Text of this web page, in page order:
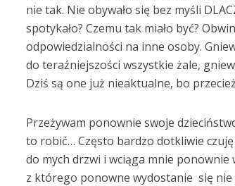
nie tak. Nie obywało się bez myśli
spotykało? Czemu tak miało być?
odpowiedzialności na inne osoby.
do teraźniejszości wszystkie żale,
Dziś są one już nieaktualne, bo
Przeżywam ponownie swoje
to robić… Często bardzo dotkliwie
do mych drzwi i wciąga mnie ponownie
z którego ponowne wydostanie się nie